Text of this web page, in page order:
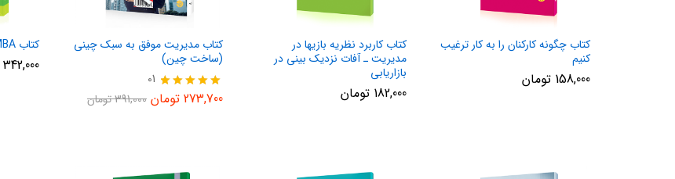
کتاب چگونه کارکنان را به کار ترغیب
کنیم
158,000 تومان
کتاب کاربرد نظریه بازیها در
مدیریت ـ آفات نزدیک بینی در
بازاریابی
182,000 تومان
کتاب مدیریت موفق به سبک چینی
(ساخت چین)
نمره
5.00
01
273,700 تومان 391,000تومان
کتاب MBA به زبان ساده
342,000